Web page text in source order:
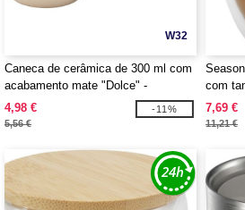
W32
Caneca de cerâmica de 300 ml com
acabamento mate "Dolce" -
EgotierPro 100855
4,98 €
5,56 €
-11%
com
"Leona"
7,69 €
11,21 €